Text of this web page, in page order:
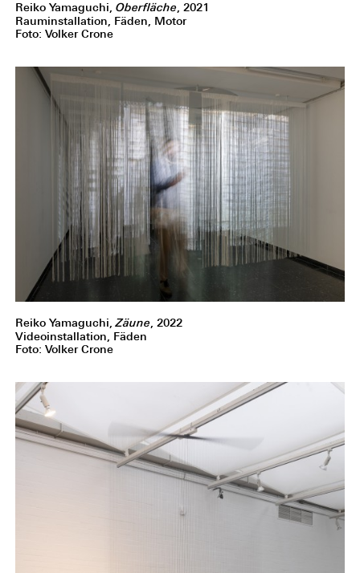
Reiko Yamaguchi, Oberfläche, 2021
Rauminstallation, Fäden, Motor
Foto: Volker Crone
Reiko Yamaguchi,Zäune, 2022
Videoinstallation, Fäden
Foto: Volker Crone